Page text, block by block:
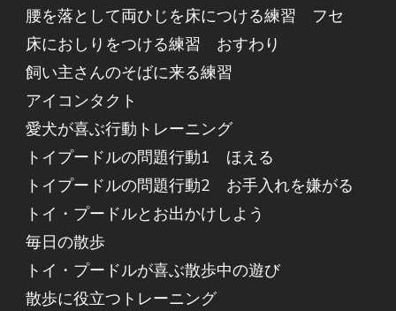
腰を落として両ひじを床につける練習 フセ
床におしりをつける練習 おすわり
飼い主さんのそばに来る練習
アイコンタクト
愛犬が喜ぶ行動トレーニング
トイプードルの問題行動1 ほえる
トイプードルの問題行動2 お手入れを嫌がる
トイ・プードルとお出かけしよう
毎日の散歩
トイ・プードルが喜ぶ散歩中の遊び
散歩に役立つトレーニング